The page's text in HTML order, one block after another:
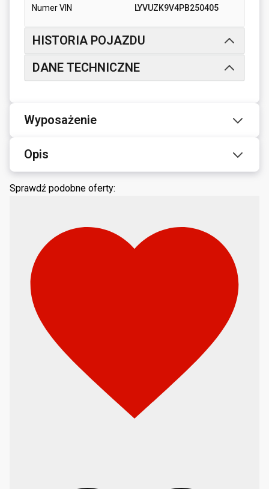
Numer VIN LYVUZK9V4PB250405
HISTORIA POJAZDU
DANE TECHNICZNE
Wyposażenie
Opis
Sprawdź podobne oferty: